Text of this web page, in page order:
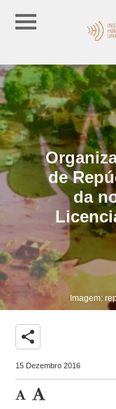
de
da
Imagem:
share
15 Dezembro 2016